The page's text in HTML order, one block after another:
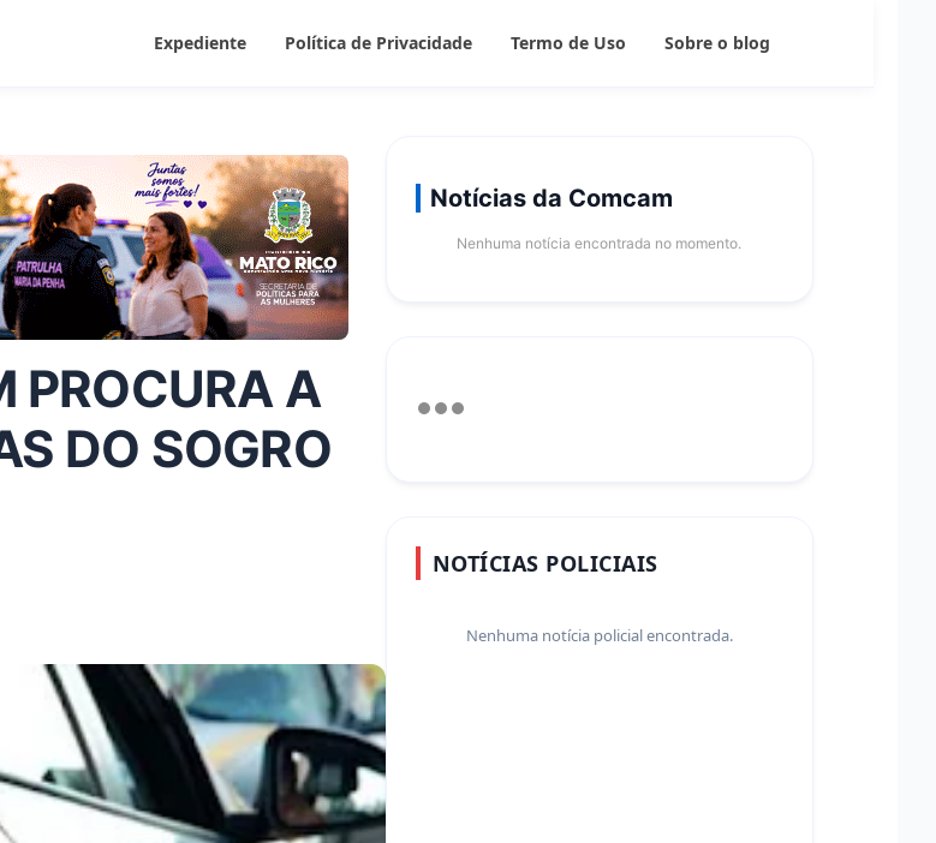
Expediente Política de Privacidade Termo de Uso Sobre o blog
PROCURA A
DO SOGRO
Notícias da Comcam
Nenhuma notícia encontrada no momento.
NOTÍCIAS POLICIAIS
Nenhuma notícia policial encontrada.